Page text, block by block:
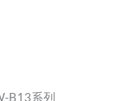
B13系列